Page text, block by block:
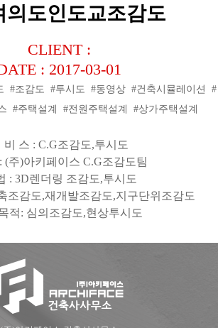
의도인도교조감도
CLIENT :
: 2017-03-01
#조감도 #투시도 #동영상 #건축시뮬레이션 #
#주택설계 #전원주택설계 #상가주택설계
비 스 : C.G조감도,투시도
: (주)아키페이스 C.G조감도팀
: 3D렌더링 조감도,투시도
조감도,재개발조감도,지구단위조감도
적: 심의조감도,현상투시도